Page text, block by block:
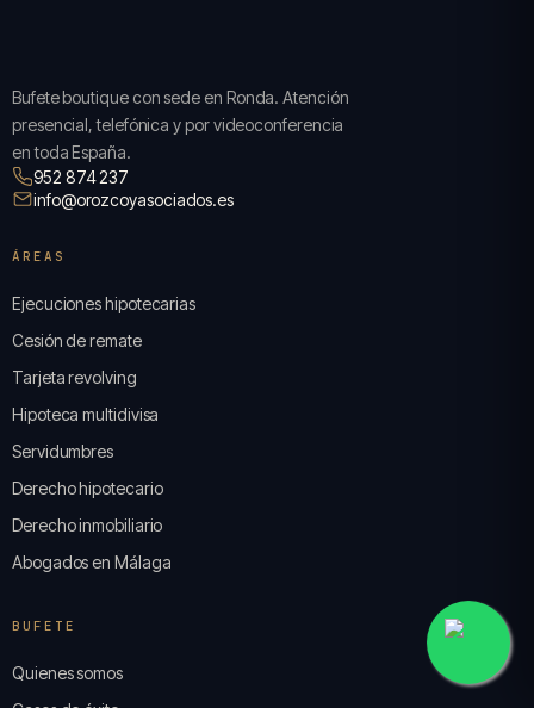
Bufete boutique con sede en Ronda. Atención
presencial, telefónica y por videoconferencia
en toda España.
952 874 237
info@orozcoyasociados.es
ÁREAS
Ejecuciones hipotecarias
Cesión de remate
Tarjeta revolving
Hipoteca multidivisa
Servidumbres
Derecho hipotecario
Derecho inmobiliario
Abogados en Málaga
BUFETE
Quienes somos